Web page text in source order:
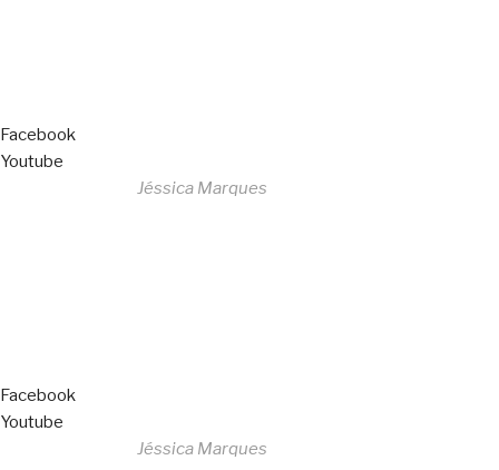
Facebook
Youtube
Jéssica Marques
Facebook
Youtube
Jéssica Marques